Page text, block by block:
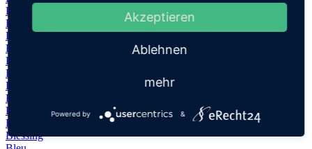
Beau
Berni
Bertie
Bev
Beverley
Beverly
Bhanu
Bilge
Blair
Blake
Blessing
Akzeptieren
Ablehnen
mehr
Powered by &